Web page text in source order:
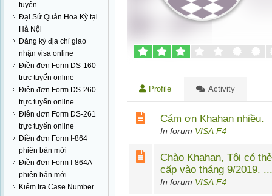
tuyến
Đại Sứ Quán Hoa Kỳ tại
Hà Nội
Đăng ký địa chỉ giao
nhận visa online
Điền đơn Form DS-160
trực tuyến online
Điền đơn Form DS-260
trực tuyến online
Điền đơn Form DS-261
trực tuyến online
Điền đơn Form I-864
phiên bản mới
Điền đơn Form I-864A
phiên bản mới
Kiểm tra Case Number
Profile Activity
Cám ơn Khahan nhiều.
In forum VISA F4
Chào Khahan, Tôi có
cấp vào tháng 9/2019. ...
In forum VISA F4